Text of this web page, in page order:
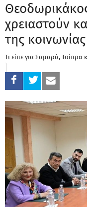
χρειαστούν
της
Τι είπε για Σαμαρά, Τσίπρα